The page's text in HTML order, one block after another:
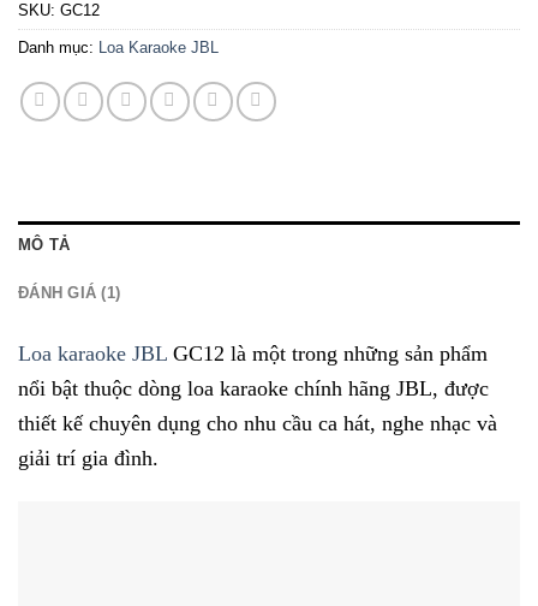
SKU: GC12
Danh mục: Loa Karaoke JBL
MÔ TẢ
ĐÁNH GIÁ (1)
Loa karaoke JBL GC12 là một trong những sản phẩm
nổi bật thuộc dòng loa karaoke chính hãng JBL, được
thiết kế chuyên dụng cho nhu cầu ca hát, nghe nhạc và
giải trí gia đình.